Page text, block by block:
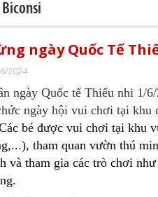
ngày Quốc Tế
2024
ngày Quốc tế Thiếu nhi 1/
ngày hội vui chơi tại khu
bé được vui chơi tại khu
tham quan vườn thú
và tham gia các trò chơi